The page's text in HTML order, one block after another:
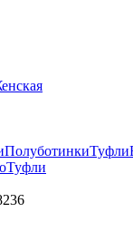
ПолуботинкиТуфли
Туфли